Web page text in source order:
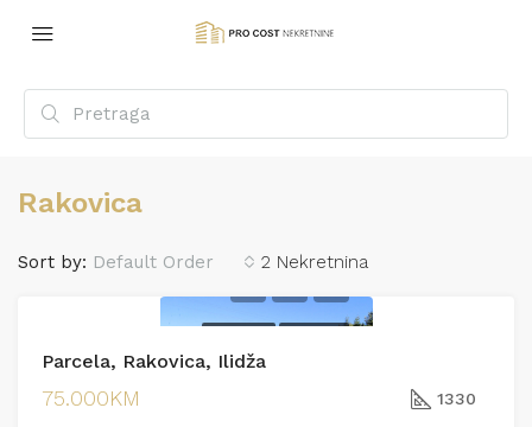
Rakovica
2 Nekretnina
Sort by: Default Order
Parcela, Rakovica, Ilidža
75.000KM 1330